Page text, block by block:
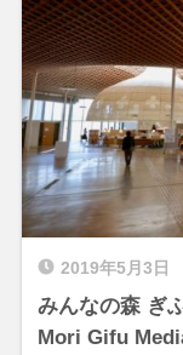
2019年5月3日
みんなの森 ぎ
Mori Gifu